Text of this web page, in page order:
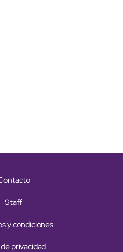
Staff
y condiciones
privacidad